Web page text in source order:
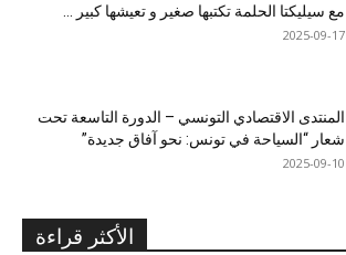
مع سيليكتا الحلمة تكتبها صغير و تعيشها كبير …
2025-09-17
المنتدى الاقتصادي التونسي – الدورة التاسعة تحت
شعار “السياحة في تونس: نحو آفاق جديدة”
2025-09-10
الأكثر قراءة